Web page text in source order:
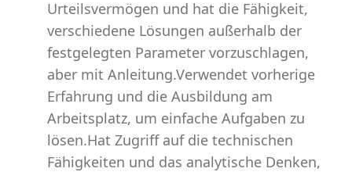
Urteilsvermögen und hat die Fähigkeit,
verschiedene Lösungen außerhalb der
festgelegten Parameter vorzuschlagen,
aber mit Anleitung.Verwendet vorherige
Erfahrung und die Ausbildung am
Arbeitsplatz, um einfache Aufgaben zu
lösen.Hat Zugriff auf die technischen
Fähigkeiten und das analytische Denken,